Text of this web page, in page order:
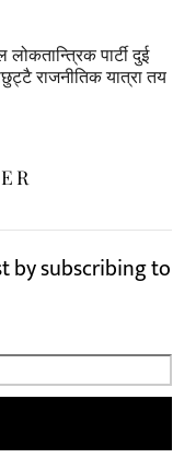
पार्टी दुई
राजनीतिक यात्रा तय
by subscribing to